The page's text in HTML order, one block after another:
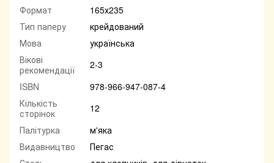
Формат
165х235
Тип паперу
крейдований
Мова
українська
Вікові
рекомендації
2-3
ISBN
978-966-947-087-4
Кількість
сторінок
12
Палітурка
м'яка
Видавництво
Пегас